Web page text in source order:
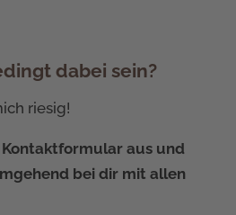
dabei sein?
riesig!
aus und
bei dir mit allen